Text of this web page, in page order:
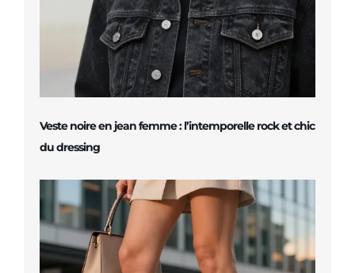
Veste noire en jean femme : l’intemporelle rock et chic
du dressing